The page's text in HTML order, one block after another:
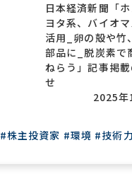
日本経済新聞「
ヨタ系、バイオ
活用_卵の殻や竹
部品に_脱炭素で
ねらう」記事掲
せ
2025年
#株主投資家 #環境 #技術力